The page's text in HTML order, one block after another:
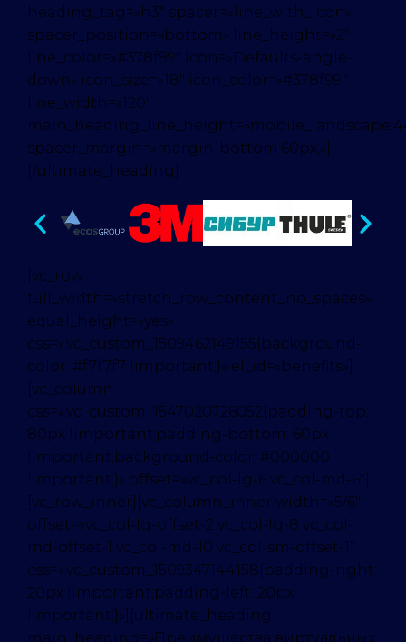
heading_tag=»h3″ spacer=»line_with_icon»
spacer_position=»bottom» line_height=»2″
line_color=»#378f99″ icon=»Defaults-angle-
down» icon_size=»18″ icon_color=»#378f99″
line_width=»120″
spacer_margin=»margin-bottom:60px;»]
[/ultimate_heading]
[vc_row
full_width=»stretch_row_content_no_spaces»
equal_height=»yes»
css=».vc_custom_1509462149155{background-
color: #f7f7f7 !important;}» el_id=»benefits»]
[vc_column
css=».vc_custom_1547020726052{padding-top:
80px !important;padding-bottom: 60px
!important;background-color: #000000
!important;}» offset=»vc_col-lg-6 vc_col-md-6″]
[vc_row_inner][vc_column_inner width=»5/6″
offset=»vc_col-lg-offset-2 vc_col-lg-8 vc_col-
md-offset-1 vc_col-md-10 vc_col-sm-offset-1″
css=».vc_custom_1509347144158{padding-right:
20px !important;padding-left: 20px
!important;}»][ultimate_heading
main_heading=»Преимущества виртуальных